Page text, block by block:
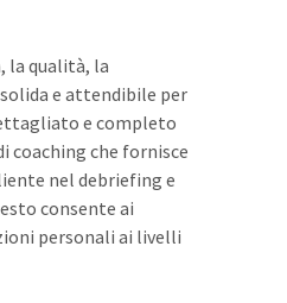
la qualità, la
e attendibile per
e completo
coaching che fornisce
nel debriefing e
consente ai
personali ai livelli